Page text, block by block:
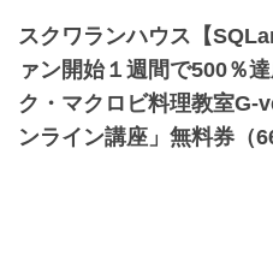
スクワランハウス【
ァン開始１週間で500％
ク・マクロビ料理教室G-
ンライン講座」無料券（